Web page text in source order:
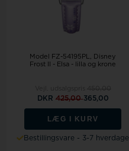
Model FZ-54195PL
Disney
Frost II - Elsa - lilla og krone
DKR 425,00365,00
LÆG I KURV
Bestillingsvare - 3-7 hverdage